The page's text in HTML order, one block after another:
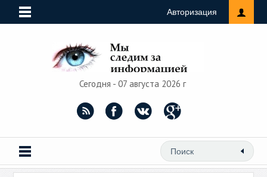
Авторизация
Сегодня - 07 августа 2026 г